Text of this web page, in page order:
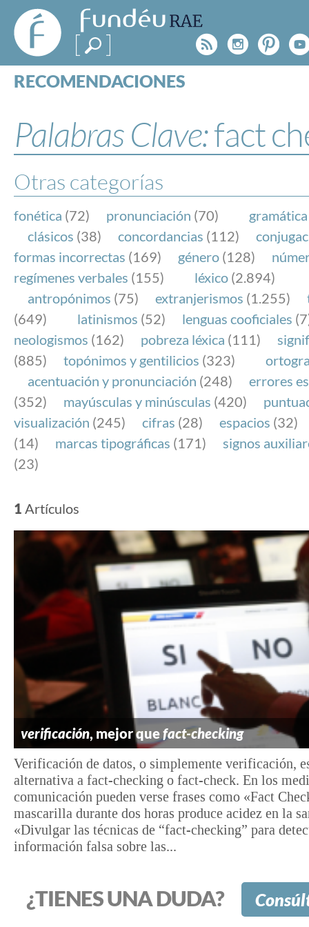
FundéuRAE
- Fundación
del Español
Urgente
Rss
RECOMENDACIONES
ESPECIALES
BLOG
NOTICIAS
SOBRE LA FUNDÉURAE
FundéuRAE es una fundación patrocinada por la
y la Real Academia Española, cuyo objetivo es
el buen uso del español en los medios de
Internet.
Palabras Clave:fact
Otras categorías
fonética (72) pronunciación (70) gramática
clásicos (38) concordancias (112)
formas incorrectas (169) género (128)
regímenes verbales (155) léxico (2.894)
antropónimos (75) extranjerismos (1.255)
(649)
latinismos (52) lenguas cooficiales
neologismos (162) pobreza léxica (111)
(885)
topónimos y gentilicios (323)
acentuación y pronunciación (248)
errores
(352)
mayúsculas y minúsculas (420)
visualización (245) cifras (28) espacios (32)
(14)
marcas tipográficas (171)
signos
(23)
1 Artículos
verificación, mejor quefact-checking
Verificación de datos, o simplemente verificación,
alternativa a fact-⁠checking o fact-⁠check. En los
comunicación pueden verse frases como «Fact
mascarilla durante dos horas produce acidez en la
«Divulgar las técnicas de “fact-⁠checking” para
información falsa sobre las...
¿TIENES UNA DUDA?